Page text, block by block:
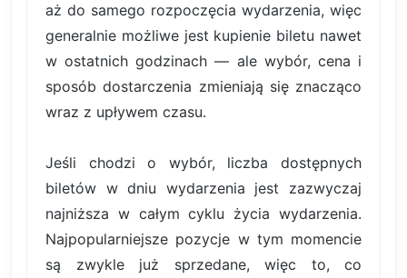
aż do samego rozpoczęcia wydarzenia, więc
generalnie możliwe jest kupienie biletu nawet
w ostatnich godzinach — ale wybór, cena i
sposób dostarczenia zmieniają się znacząco
wraz z upływem czasu.
Jeśli chodzi o wybór, liczba dostępnych
biletów w dniu wydarzenia jest zazwyczaj
najniższa w całym cyklu życia wydarzenia.
Najpopularniejsze pozycje w tym momencie
są zwykle już sprzedane, więc to, co